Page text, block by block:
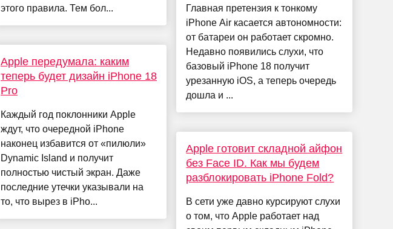
этого правила. Тем бол...
Apple передумала: каким
теперь будет дизайн iPhone 18
Pro
Каждый год поклонники Apple
ждут, что очередной iPhone
наконец избавится от «пилюли»
Dynamic Island и получит
полностью чистый экран. Даже
последние утечки указывали на
то, что вырез в iPho...
Главная претензия к тонкому
iPhone Air касается автономности:
от батареи он работает скромно.
Недавно появились слухи, что
базовый iPhone 18 получит
урезанную iOS, а теперь очередь
дошла и ...
Apple готовит складной айфон
без Face ID. Как мы будем
разблокировать iPhone Fold?
В сети уже давно курсируют слухи
о том, что Apple работает над